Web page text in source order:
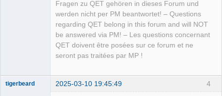
Fragen zu QET gehören in dieses Forum und
werden nicht per PM beantwortet! – Questions
regarding QET belong in this forum and will NOT
be answered via PM! – Les questions concernant
QET doivent être posées sur ce forum et ne
seront pas traitées par MP !
4
tigerbeard 2025-03-10 19:45:49